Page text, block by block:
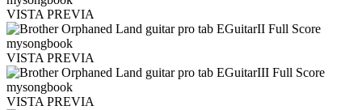
VISTA PREVIA
VISTA PREVIA
VISTA PREVIA